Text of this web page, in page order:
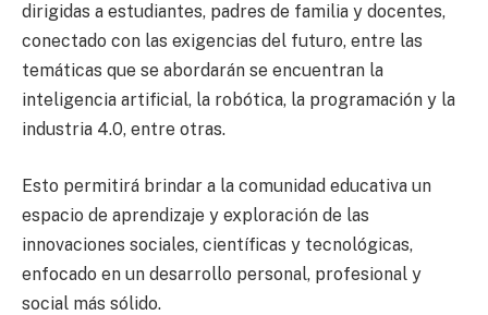
dirigidas a estudiantes, padres de familia y docentes,
conectado con las exigencias del futuro, entre las
temáticas que se abordarán se encuentran la
inteligencia artificial, la robótica, la programación y la
industria 4.0, entre otras.
Esto permitirá brindar a la comunidad educativa un
espacio de aprendizaje y exploración de las
innovaciones sociales, científicas y tecnológicas,
enfocado en un desarrollo personal, profesional y
social más sólido.